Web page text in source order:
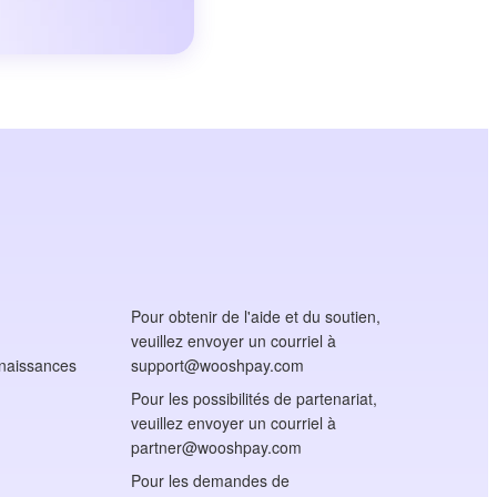
Pour obtenir de l'aide et du soutien,
veuillez envoyer un courriel à
support@wooshpay.com
Pour les possibilités de partenariat,
veuillez envoyer un courriel à
partner@wooshpay.com
Pour les demandes de